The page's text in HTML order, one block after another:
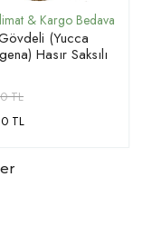
(Yucca
Hasır Saksılı
TL
TL